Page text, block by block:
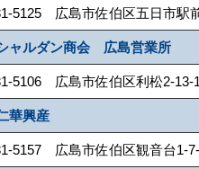
5125 広島市佐伯区五日市
ャルダン商会 広島営業所
5106 広島市佐伯区利松2-
華興産
5157 広島市佐伯区観音台